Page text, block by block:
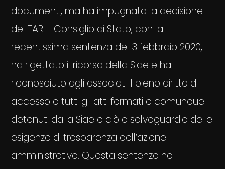
documenti, ma ha impugnato la decisione
del TAR. Il Consiglio di Stato, con la
recentissima sentenza del 3 febbraio 2020,
ha rigettato il ricorso della Siae e ha
riconosciuto agli associati il pieno diritto di
accesso a tutti gli atti formati e comunque
detenuti dalla Siae e ciò a salvaguardia delle
esigenze di trasparenza dell’azione
amministrativa. Questa sentenza ha